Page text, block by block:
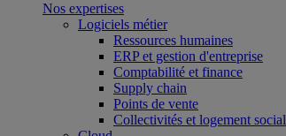
Nos expertises
Logiciels métier
Ressources humaines
ERP et gestion d'entreprise
Comptabilité et finance
Supply chain
Points de vente
Collectivités et logement social